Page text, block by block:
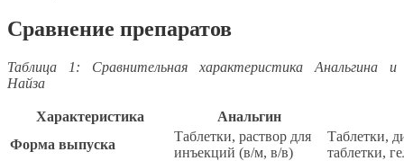
Сравнение препаратов
Таблица 1: Сравнительная характеристика Анальгина и
Найза
Характеристика
Анальгин
Форма выпуска
Таблетки, раствор для
инъекций (в/м, в/в)
Таблетки,
таблетки,